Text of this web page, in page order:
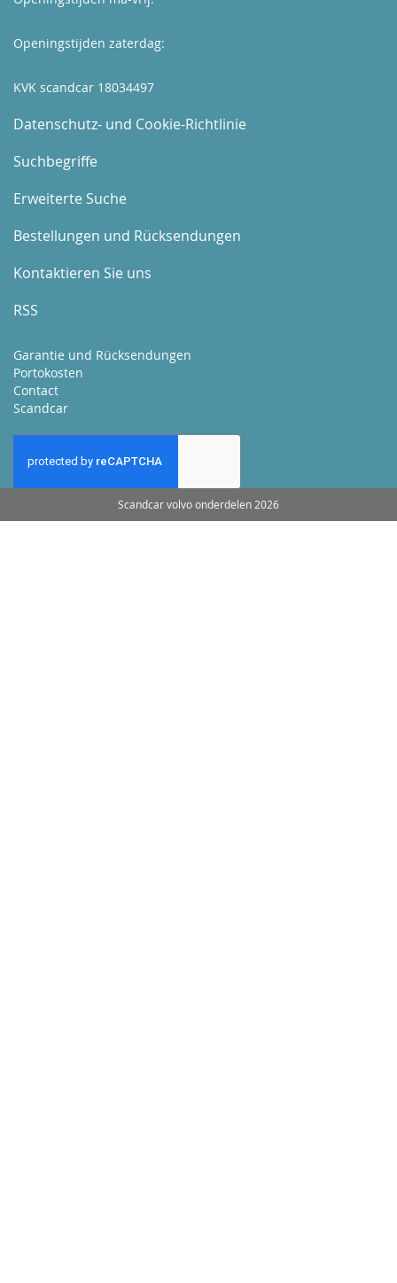
Openingstijden zaterdag:
KVK scandcar 18034497
Datenschutz- und Cookie-Richtlinie
Suchbegriffe
Erweiterte Suche
Bestellungen und Rücksendungen
Kontaktieren Sie uns
RSS
Garantie und Rücksendungen
Portokosten
Contact
Scandcar
Scandcar volvo onderdelen 2026